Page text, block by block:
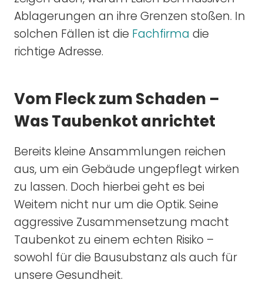
Ablagerungen an ihre Grenzen stoßen. In
solchen Fällen ist die Fachfirma die
richtige Adresse.
Vom Fleck zum Schaden –
Was Taubenkot anrichtet
Bereits kleine Ansammlungen reichen
aus, um ein Gebäude ungepflegt wirken
zu lassen. Doch hierbei geht es bei
Weitem nicht nur um die Optik. Seine
aggressive Zusammensetzung macht
Taubenkot zu einem echten Risiko –
sowohl für die Bausubstanz als auch für
unsere Gesundheit.